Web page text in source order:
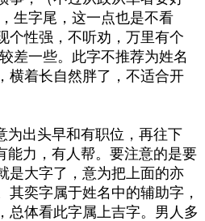
生字尾，这一点也是不看
个性强，不听劝，万里有个
差一些。此字不推荐为姓名
横着长自然胖了，不适合开
为出头早和有职位，再往下
能力，有人帮。要注意的是要
是大字了，意为把上面的亦
其奕字属于姓名中的辅助字，
总体看此字属上吉字。男人多